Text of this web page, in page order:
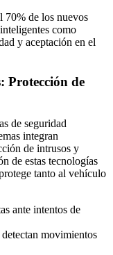
70% de los nuevos
como
y aceptación en el
Protección de
de seguridad
integran
de intrusos y
de estas tecnologías
tanto al vehículo
ante intentos de
detectan movimientos